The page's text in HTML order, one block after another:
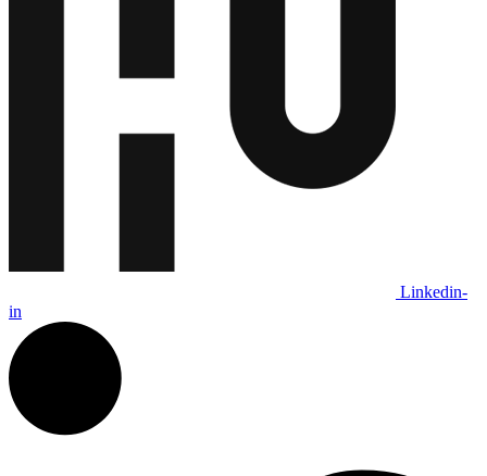
Linkedin-
in